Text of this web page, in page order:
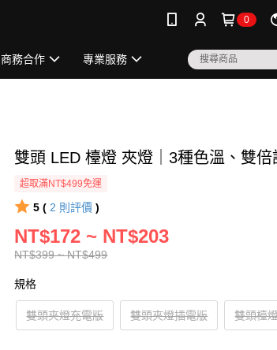
0
商務合作 專業服務
雙頭 LED 檯燈 夾燈｜3種色溫、雙倍
超取滿NT$499免運
5 ( 2 則評價 )
NT$399 ~ NT$499
NT$172 ~ NT$203
規格
雙頭夾燈充電版 雙頭夾燈插電版 雙頭檯